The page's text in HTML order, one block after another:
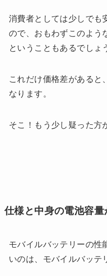
消費者としては少しでも
ので、おもわずこのよう
ということもあるでしょ
これだけ価格差があると
なります。
そこ！もう少し疑った方
仕様と中身の電池容
モバイルバッテリーの性
いのは、モバイルバッテ